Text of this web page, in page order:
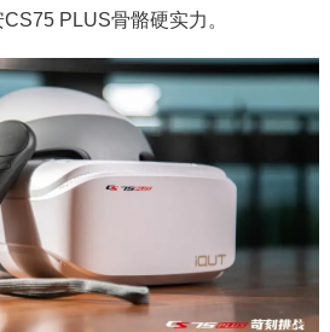
PLUS骨骼硬实力。